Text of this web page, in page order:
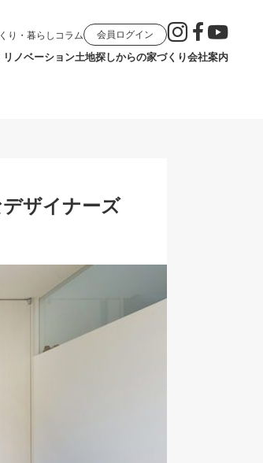
ノベーション土地探しからの家づくり会社案内
り・暮らしコラム 会員ログイン
ザイナーズ